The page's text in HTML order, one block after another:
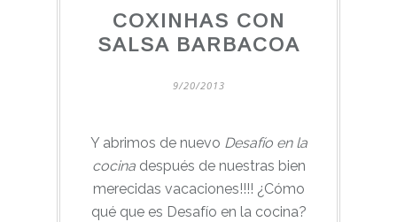
COXINHAS CON
SALSA BARBACOA
9/20/2013
Y abrimos de nuevo Desafío en la
cocinadespués de nuestras bien
merecidas vacaciones!!!! ¿Cómo
qué que es Desafío en la cocina?